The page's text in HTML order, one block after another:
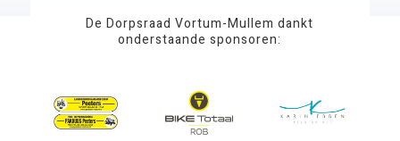
De Dorpsraad Vortum-Mullem dankt
onderstaande sponsoren: